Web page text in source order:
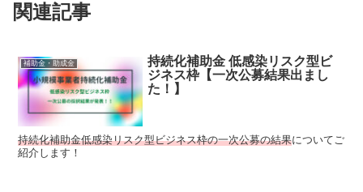
関連記事
補助金・助成金
持続化補助金 低感染リスク型ビ
ジネス枠【一次公募結果出まし
た！】
持続化補助金低感染リスク型ビジネス枠の一次公募の結果についてご
紹介します！